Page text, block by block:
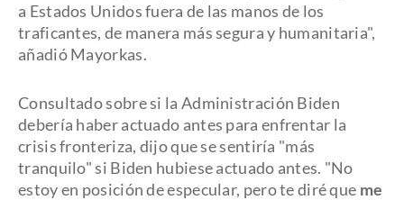
a Estados Unidos fuera de las manos de los
traficantes, de manera más segura y humanitaria",
añadió Mayorkas.
Consultado sobre si la Administración Biden
debería haber actuado antes para enfrentar la
crisis fronteriza, dijo que se sentiría "más
tranquilo" si Biden hubiese actuado antes. "No
estoy en posición de especular, pero te diré que me